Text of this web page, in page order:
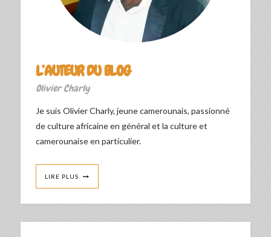
L’AUTEUR DU BLOG
Olivier Charly
Je suis Olivier Charly, jeune camerounais, passionné
de culture africaine en général et la culture et
camerounaise en particulier.
LIRE PLUS